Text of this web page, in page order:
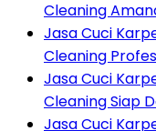
Cleaning
Jasa Cuci
Cleaning
Jasa Cuci
Cleaning Siap
Jasa Cuci